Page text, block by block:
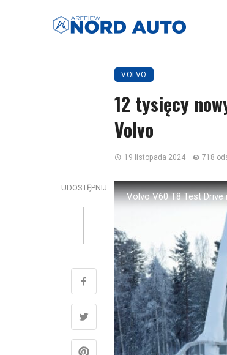
VOLVO
12 tysięcy
Volvo
19 listopada 2024 718
UDOSTĘPNIJ
Volvo V60 T8 Test Drive